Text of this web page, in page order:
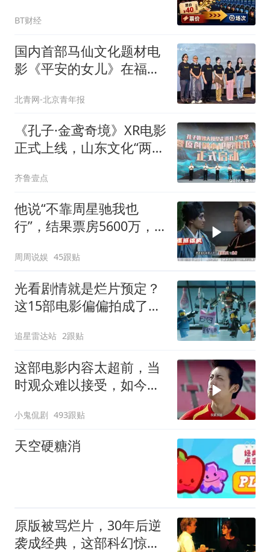
BT财经
国内首部马仙文化题材电
影《平安的女儿》在福建
北青网-北京青年报
《孔子·金鸢奇境》XR电影
正式上线，山东文化“两
齐鲁壹点
他说“不靠周星驰我也
行”，结果票房5600万，
周周说娱 45跟贴
光看剧情就是烂片预定？
这15部电影偏偏拍成了神
追星雷达站 2跟贴
这部电影内容太超前，当
时观众难以接受，如今却
小鬼侃剧 493跟贴
天空硬糖消
原版被骂烂片，30年后逆
袭成经典，这部科幻惊悚